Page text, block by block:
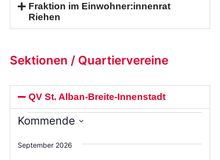
Fraktion im Einwohner:innenrat
Riehen
Sektionen / Quartiervereine
QV St. Alban-Breite-Innenstadt
Kommende
Sie
das
September 2026